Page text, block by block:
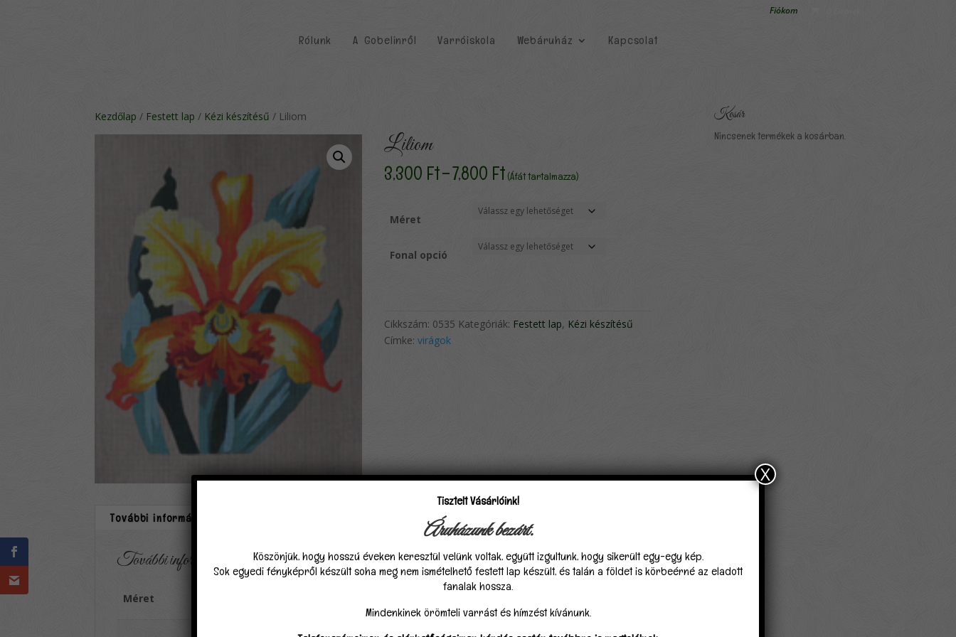
Fiókom
Rólunk A Gobelinről Varróiskola Webáruház Kapcsolat
Kezdőlap / Festett lap / Kézi készítésű / Liliom
Liliom
3,300 Ft–7,800 FtÁrtartomány:
3,300 Ft
-
7,800 Ft
(Áfát tartalmazza)
Méret
Fonal opció
Cikkszám: 0535 Kategóriák: Festett lap, Kézi készítésű
Címke: virágok
További információk
További információk
Méret
Kosár
Nincsenek termékek a kosárban.
Tisztelt Vásárlóink!
Áruházunk bezárt.
Köszönjük, hogy hosszú éveken keresztül velünk voltak, együtt izgultunk, hogy sikerült egy-egy kép.
Sok egyedi fényképről készült soha meg nem ismételhető festett lap készült, és talán a földet is körbeérné az eladott
fanalak hossza.
Mindenkinek örömteli varrást és hímzést kívánunk.
X